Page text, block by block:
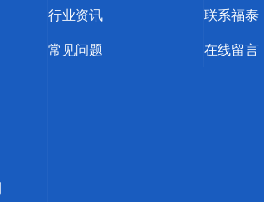
行业资讯
常见问题
联系福泰
在线留言